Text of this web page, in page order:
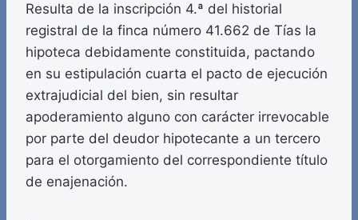
Resulta de la inscripción 4.ª del historial
registral de la finca número 41.662 de Tías la
hipoteca debidamente constituida, pactando
en su estipulación cuarta el pacto de ejecución
extrajudicial del bien, sin resultar
apoderamiento alguno con carácter irrevocable
por parte del deudor hipotecante a un tercero
para el otorgamiento del correspondiente título
de enajenación.